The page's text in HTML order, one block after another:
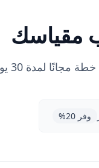
مقياسك
لمدة 30 يومًا.
وفر 20%